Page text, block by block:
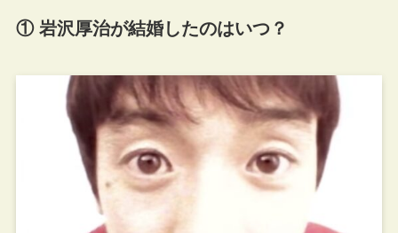
① 岩沢厚治が結婚したのはいつ？